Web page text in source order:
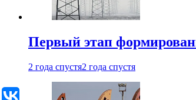
Первый этап
2 года спустя2 года спустя